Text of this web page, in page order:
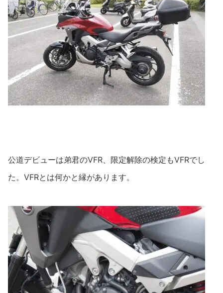
公道デビューは弟君のVFR、限定解除の検定もVFRでし
た。VFRとは何かと縁があります。